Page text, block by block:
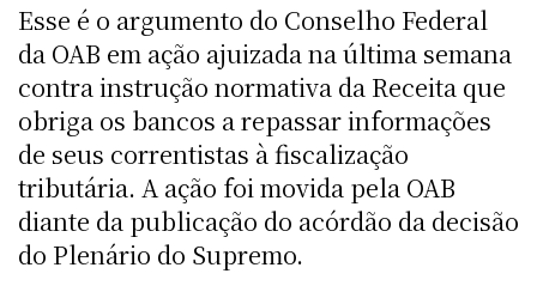
Esse é o argumento do Conselho Federal
da OAB em ação ajuizada na última semana
contra instrução normativa da Receita que
obriga os bancos a repassar informações
de seus correntistas à fiscalização
tributária. A ação foi movida pela OAB
diante da publicação do acórdão da decisão
do Plenário do Supremo.